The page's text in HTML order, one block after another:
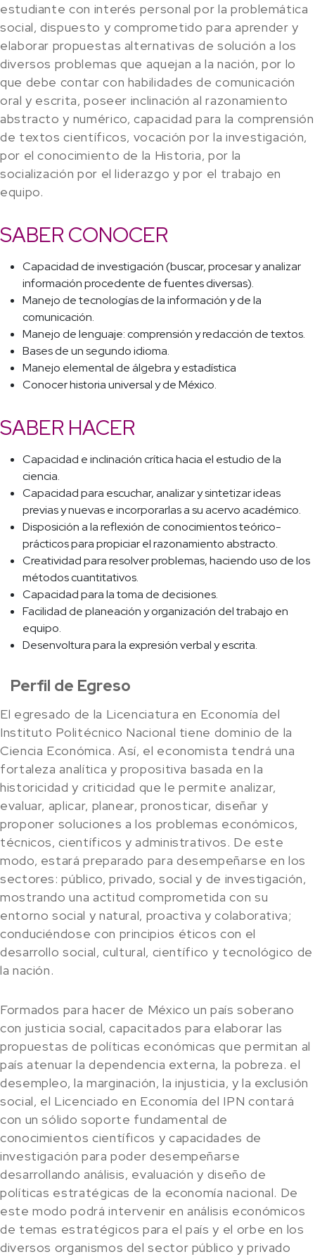
estudiante con interés personal por la problemática
social, dispuesto y comprometido para aprender y
elaborar propuestas alternativas de solución a los
diversos problemas que aquejan a la nación, por lo
que debe contar con habilidades de comunicación
oral y escrita, poseer inclinación al razonamiento
abstracto y numérico, capacidad para la comprensión
de textos científicos, vocación por la investigación,
por el conocimiento de la Historia, por la
socialización por el liderazgo y por el trabajo en
equipo.
SABER CONOCER
Capacidad de investigación (buscar, procesar y analizar
información procedente de fuentes diversas).
Manejo de tecnologías de la información y de la
comunicación.
Manejo de lenguaje: comprensión y redacción de textos.
Bases de un segundo idioma.
Manejo elemental de álgebra y estadística
Conocer historia universal y de México.
SABER HACER
Capacidad e inclinación crítica hacia el estudio de la
ciencia.
Capacidad para escuchar, analizar y sintetizar ideas
previas y nuevas e incorporarlas a su acervo académico.
Disposición a la reflexión de conocimientos teórico-
prácticos para propiciar el razonamiento abstracto.
Creatividad para resolver problemas, haciendo uso de los
métodos cuantitativos.
Capacidad para la toma de decisiones.
Facilidad de planeación y organización del trabajo en
equipo.
Desenvoltura para la expresión verbal y escrita.
Perfil de Egreso
El egresado de la Licenciatura en Economía del
Instituto Politécnico Nacional tiene dominio de la
Ciencia Económica. Así, el economista tendrá una
fortaleza analítica y propositiva basada en la
historicidad y criticidad que le permite analizar,
evaluar, aplicar, planear, pronosticar, diseñar y
proponer soluciones a los problemas económicos,
técnicos, científicos y administrativos. De este
modo, estará preparado para desempeñarse en los
sectores: público, privado, social y de investigación,
mostrando una actitud comprometida con su
entorno social y natural, proactiva y colaborativa;
conduciéndose con principios éticos con el
desarrollo social, cultural, científico y tecnológico de
la nación.
Formados para hacer de México un país soberano
con justicia social, capacitados para elaborar las
propuestas de políticas económicas que permitan al
país atenuar la dependencia externa, la pobreza. el
desempleo, la marginación, la injusticia, y la exclusión
social, el Licenciado en Economía del IPN contará
con un sólido soporte fundamental de
conocimientos científicos y capacidades de
investigación para poder desempeñarse
desarrollando análisis, evaluación y diseño de
políticas estratégicas de la economía nacional. De
este modo podrá intervenir en análisis económicos
de temas estratégicos para el país y el orbe en los
diversos organismos del sector público y privado